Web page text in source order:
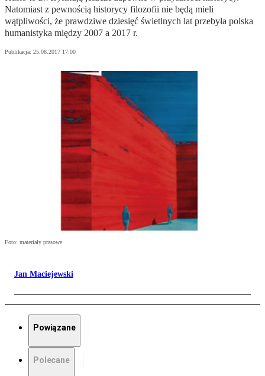
Natomiast z pewnością historycy filozofii nie będą mieli
wątpliwości, że prawdziwe dziesięć świetlnych lat przebyła polska
humanistyka między 2007 a 2017 r.
Publikacja: 25.08.2017 17:00
Foto: materiały prasowe
Jan Maciejewski
Powiązane
Polecane